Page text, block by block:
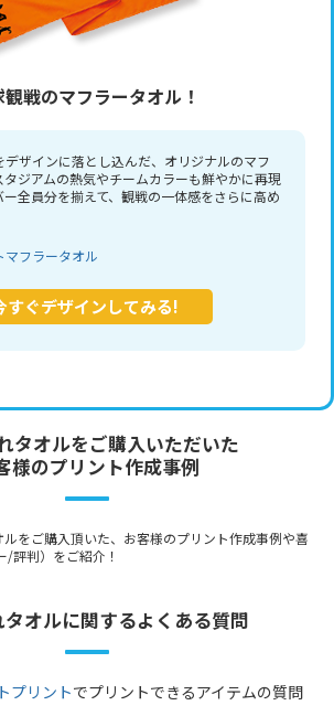
観戦のマフラータオル！
デザインに落とし込んだ、オリジナルのマフ
タジアムの熱気やチームカラーも鮮やかに再現
ー全員分を揃えて、観戦の一体感をさらに高め
マフラータオル
すぐデザインしてみる!
タオルをご購入いただいた
様のプリント作成事例
をご購入頂いた、お客様のプリント作成事例や喜
評判）をご紹介！
オルに関するよくある質問
プリントでプリントできるアイテムの質問